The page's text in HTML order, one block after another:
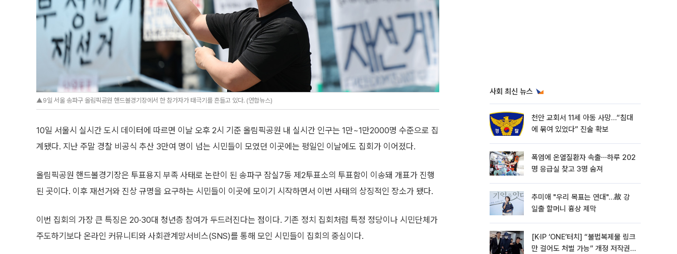
▲9일 서울 송파구 올림픽공원 핸드볼경기장에서 한 참가자가 태극기를 흔들고 있다. (연합뉴스)
10일 서울시 실시간 도시 데이터에 따르면 이날 오후 2시 기준 올림픽공원 내 실시간 인구는 1만~1만2000명 수준으로 집
계됐다. 지난 주말 경찰 비공식 추산 3만여 명이 넘는 시민들이 모였던 이곳에는 평일인 이날에도 집회가 이어졌다.
올림픽공원 핸드볼경기장은 투표용지 부족 사태로 논란이 된 송파구 잠실7동 제2투표소의 투표함이 이송돼 개표가 진행
된 곳이다. 이후 재선거와 진상 규명을 요구하는 시민들이 이곳에 모이기 시작하면서 이번 사태의 상징적인 장소가 됐다.
이번 집회의 가장 큰 특징은 20·30대 청년층 참여가 두드러진다는 점이다. 기존 정치 집회처럼 특정 정당이나 시민단체가
주도하기보다 온라인 커뮤니티와 사회관계망서비스(SNS)를 통해 모인 시민들이 집회의 중심이다.
사회 최신 뉴스
천안 교회서 11세 아동 사망…“침대
에 묶여 있었다” 진술 확보
폭염에 온열질환자 속출⋯하루 202
명 응급실 찾고 3명 숨져
추미애 "우리 목표는 연대"…故 강
일출 할머니 흉상 제막
[K·IP ‘ONE’터치] “불법복제물 링크
만 걸어도 처벌 가능” 개정 저작권